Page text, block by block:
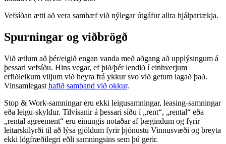
Vefsíðan ætti að vera samhæf við nýlegar útgáfur allra hjálpartækja.
Spurningar og viðbrögð
Við ætlum að þér/eigið engan vanda með aðgang að upplýsingum á
þessari vefsíðu. Hins vegar, ef þið/þér lendið í einhverjum
erfiðleikum viljum við heyra frá ykkur svo við getum lagað það.
Vinsamlegast hafið samband við okkur.
Stop & Work‑samningar eru ekki leigusamningar, leasing‑samningar
eða leigu‑skyldur. Tilvísanir á þessari síðu í „rent“, „rental“ eða
„rental agreement“ eru einungis notaðar af þægindum og fyrir
leitarskilyrði til að lýsa gjöldum fyrir þjónustu Vinnusvæði og breyta
ekki lögfræðilegri eðli samningsins sem þú gerir.